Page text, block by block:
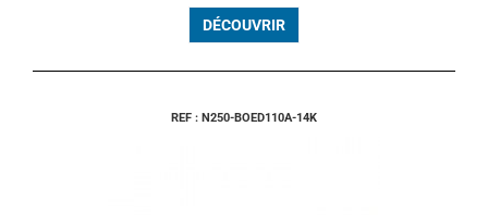
DÉCOUVRIR
REF : N250-BOED110A-14K